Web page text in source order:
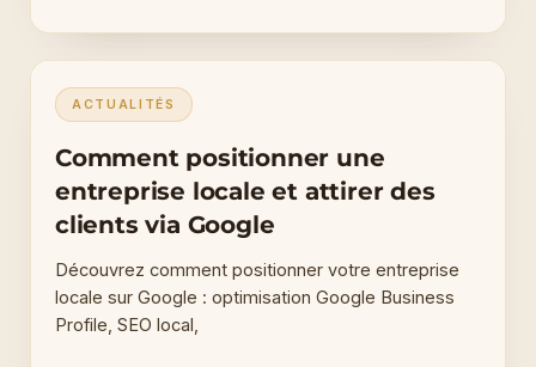
ACTUALITÉS
Comment positionner une
entreprise locale et attirer des
clients via Google
Découvrez comment positionner votre entreprise
locale sur Google : optimisation Google Business
Profile, SEO local,